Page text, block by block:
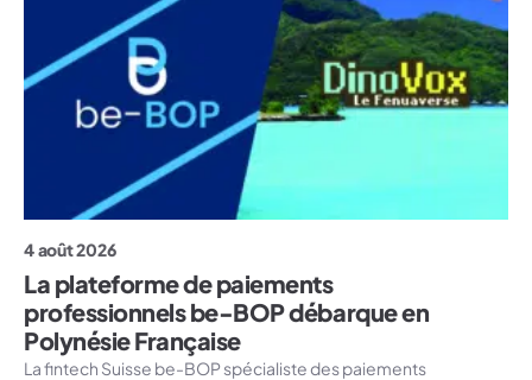
4 août 2026
La plateforme de paiements
professionnels be-BOP débarque en
Polynésie Française
La fintech Suisse be-BOP spécialiste des paiements